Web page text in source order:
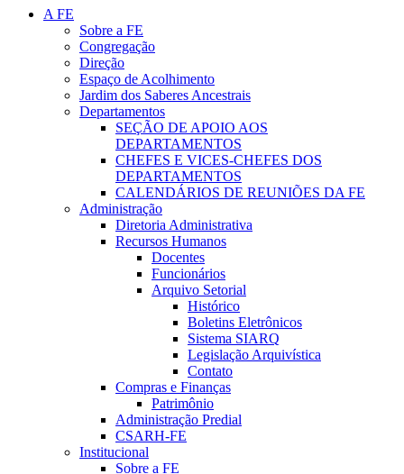
A FE
Sobre a FE
Congregação
Direção
Espaço de Acolhimento
Jardim dos Saberes Ancestrais
Departamentos
SEÇÃO DE APOIO AOS
DEPARTAMENTOS
CHEFES E VICES-CHEFES DOS
DEPARTAMENTOS
CALENDÁRIOS DE REUNIÕES DA FE
Administração
Diretoria Administrativa
Recursos Humanos
Docentes
Funcionários
Arquivo Setorial
Histórico
Boletins Eletrônicos
Sistema SIARQ
Legislação Arquivística
Contato
Compras e Finanças
Patrimônio
Administração Predial
CSARH-FE
Institucional
Sobre a FE